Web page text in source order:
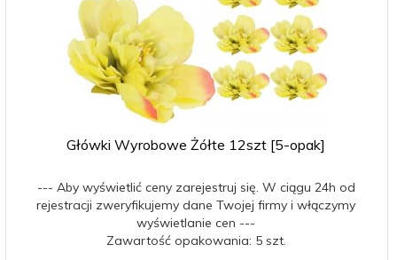
Główki Wyrobowe Żółte 12szt [5-opak]
--- Aby wyświetlić ceny zarejestruj się. W ciągu 24h od
rejestracji zweryfikujemy dane Twojej firmy i włączymy
wyświetlanie cen ---
Zawartość opakowania: 5 szt.